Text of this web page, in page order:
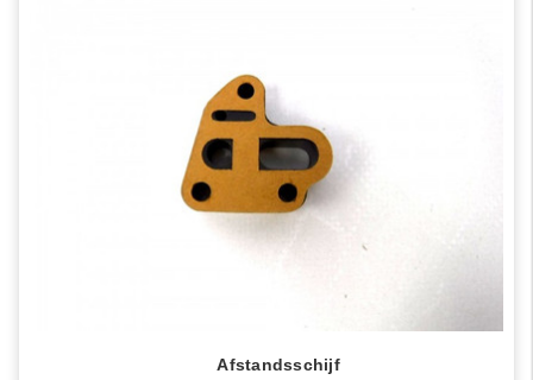
Afstandsschijf